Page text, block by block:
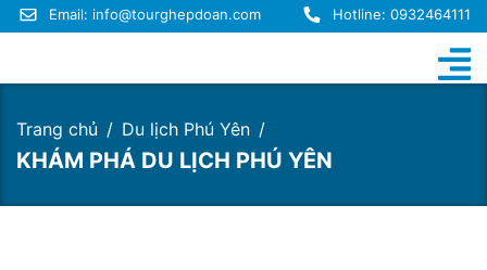
Email: info@tourghepdoan.com Hotline: 0932464111
Trang chủ Du lịch Phú Yên
KHÁM PHÁ DU LỊCH PHÚ YÊN